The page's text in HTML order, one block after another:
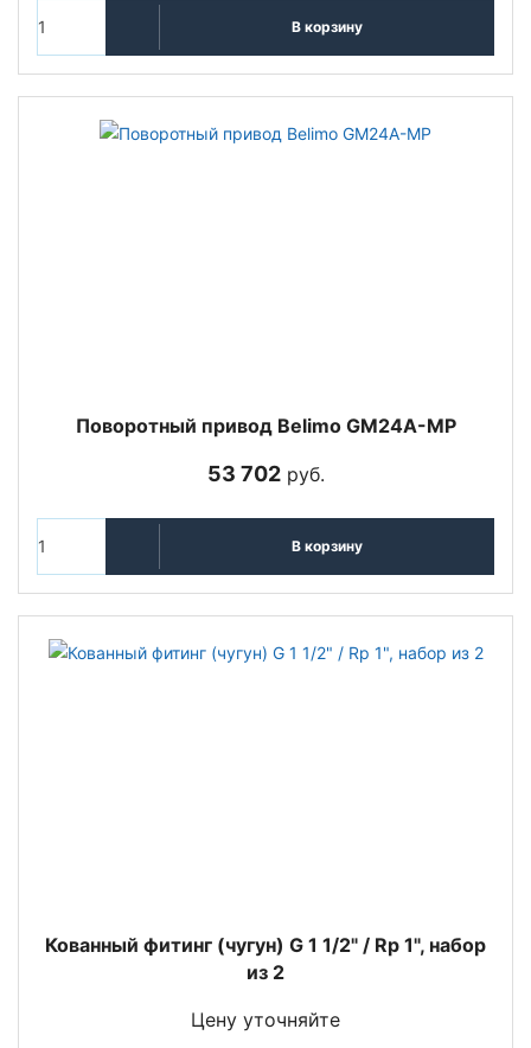
В корзину
Поворотный привод Belimo GM24A-MP
53 702руб.
В корзину
Кованный фитинг (чугун) G 1 1/2" / Rp 1", набор
из 2
Цену уточняйте